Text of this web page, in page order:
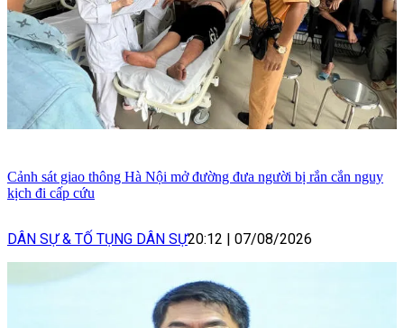
Cảnh sát giao thông Hà Nội mở đường đưa người bị rắn cắn nguy
kịch đi cấp cứu
DÂN SỰ & TỐ TỤNG DÂN SỰ20:12 07/08/2026